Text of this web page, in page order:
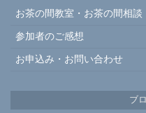
お茶の間教室・お茶の間相談
参加者のご感想
お申込み・お問い合わせ
ブ